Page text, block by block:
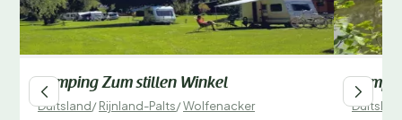
Camping Zum stillen Winkel
Duitsland/Rijnland-Palts/Wolfenacker